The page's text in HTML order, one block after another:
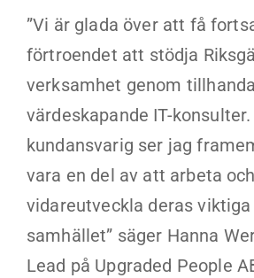
”Vi är glada över att få
förtroendet att stödja
verksamhet genom
värdeskapande IT-
kundansvarig ser jag
vara en del av att arbeta och
vidareutveckla deras
samhället” säger Hanna
Lead på Upgraded People